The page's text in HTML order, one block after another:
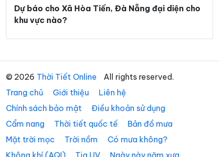
Xã Sông Vàng Xã Tam Anh
Xã Tây Giang Xã Tây Hồ
Xã Thăng An Xã Thăng Điền
Xã Thăng Phú Xã Thăng Trường
Xã Thạnh Mỹ Xã Thu Bồn
Dự báo cho Xã Hòa Tiến, Đà Nẵng đại diện cho
khu vực nào?
© 2026 Thời Tiết Online
All rights reserved.
Trang chủ
Giới thiệu
Liên hệ
Chính sách bảo mật
Điều khoản sử dụng
Cẩm nang
Thời tiết quốc tế
Bản đồ mưa
Mặt trời mọc
Trời nồm
Có mưa không?